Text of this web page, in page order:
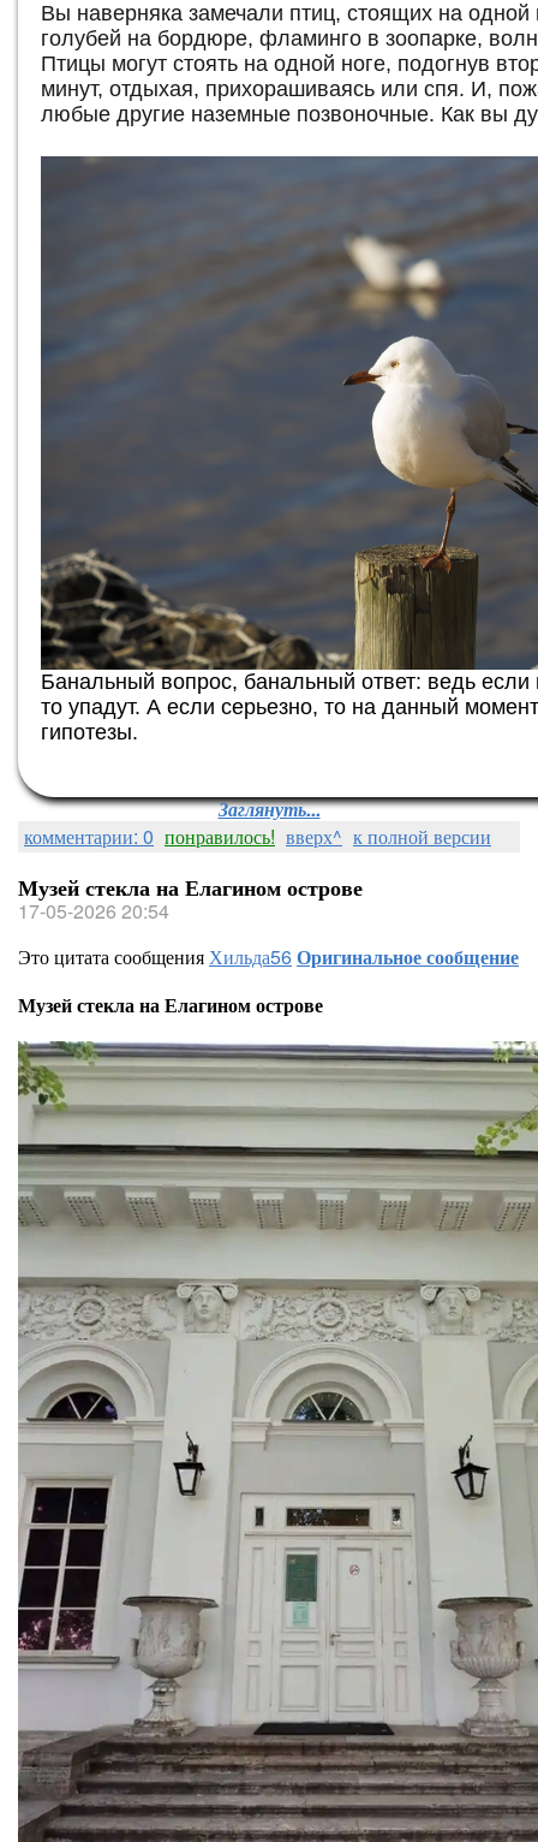
Вы наверняка замечали птиц, стоящих на одной
голубей на бордюре, фламинго в зоопарке,
Птицы могут стоять на одной ноге, подогнув
минут, отдыхая, прихорашиваясь или спя. И,
любые другие наземные позвоночные. Как вы
Банальный вопрос, банальный ответ: ведь если
то упадут. А если серьезно, то на данный
гипотезы.
Заглянуть...
комментарии: 0 понравилось! вверх^ к полной версии
Музей стекла на Елагином острове
17-05-2026 20:54
Это цитата сообщенияХильда56Оригинальное сообщение
Музей стекла на Елагином острове